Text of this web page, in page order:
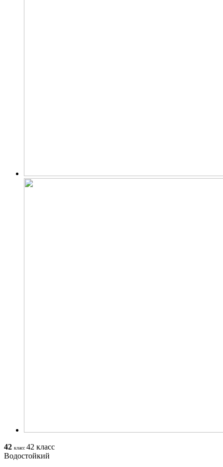
42 класс 42 класс
Водостойкий